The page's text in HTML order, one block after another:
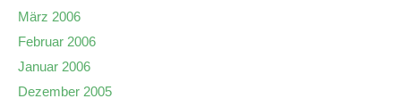
März 2006
Februar 2006
Januar 2006
Dezember 2005